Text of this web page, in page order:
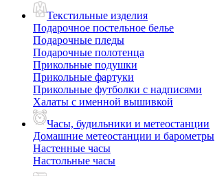
Текстильные изделия
Подарочное постельное белье
Подарочные пледы
Подарочные полотенца
Прикольные подушки
Прикольные фартуки
Прикольные футболки с надписями
Халаты с именной вышивкой
Часы, будильники и метеостанции
Домашние метеостанции и барометры
Настенные часы
Настольные часы